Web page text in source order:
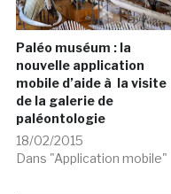
Paléo muséum : la
nouvelle application
mobile d’aide à la visite
de la galerie de
paléontologie
18/02/2015
Dans "Application mobile"